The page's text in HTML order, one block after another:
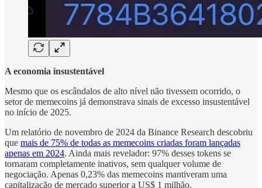
A economia insustentável
Mesmo que os escândalos de alto nível não tivessem ocorrido, o
setor de memecoins já demonstrava sinais de excesso insustentável
no início de 2025.
Um relatório de novembro de 2024 da Binance Research descobriu
que mais de 75% de todas as memecoins criadas foram lançadas
apenas em 2024. Ainda mais revelador: 97% desses tokens se
tornaram completamente inativos, sem qualquer volume de
negociação. Apenas 0,23% das memecoins mantiveram uma
capitalização de mercado superior a US$ 1 milhão.